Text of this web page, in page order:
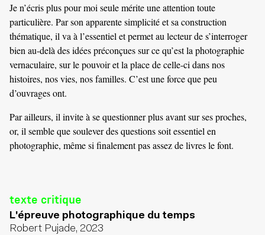
Je n’écris plus pour moi seule mérite une attention toute
particulière. Par son apparente simplicité et sa construction
thématique, il va à l’essentiel et permet au lecteur de s’interroger
bien au-delà des idées préconçues sur ce qu’est la photographie
vernaculaire, sur le pouvoir et la place de celle-ci dans nos
histoires, nos vies, nos familles. C’est une force que peu
d’ouvrages ont.
Par ailleurs, il invite à se questionner plus avant sur ses proches,
or, il semble que soulever des questions soit essentiel en
photographie, même si finalement pas assez de livres le font.
texte critique
L'épreuve photographique du temps
Robert Pujade, 2023